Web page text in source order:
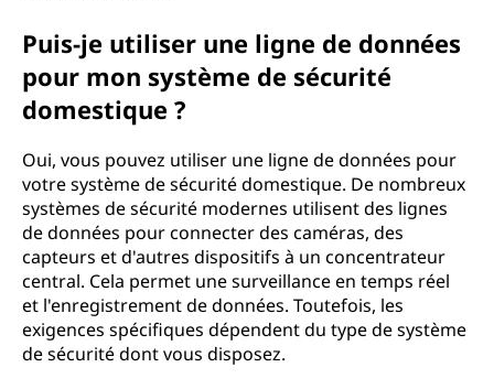
Puis-je utiliser une ligne de données
pour mon système de sécurité
domestique ?
Oui, vous pouvez utiliser une ligne de données pour
votre système de sécurité domestique. De nombreux
systèmes de sécurité modernes utilisent des lignes
de données pour connecter des caméras, des
capteurs et d'autres dispositifs à un concentrateur
central. Cela permet une surveillance en temps réel
et l'enregistrement de données. Toutefois, les
exigences spécifiques dépendent du type de système
de sécurité dont vous disposez.